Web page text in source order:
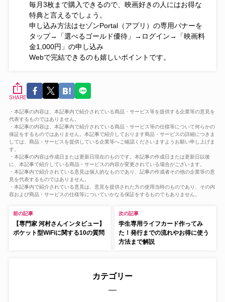
毎月3枚まで購入できるので、映画好きの人にはお得な
特典と言えるでしょう。
申し込み方法はセゾンPortal（アプリ）の専用バナーを
タップ→「選べるゴールド優待」→ログイン→「映画料
金1,000円」の申し込み
Webで完結できるのも嬉しいポイントです。
SHARE
・本記事の内容は、本記事内で紹介されている商品・サービス等を提供する企業等の意見を
代表するものではありません。
・本記事の内容は、本記事内で紹介されている商品・サービス等の仕様等について何らかの
保証をするものではありません。本記事で紹介しております商品・サービスの詳細につきま
しては、商品・サービスを提供している企業等へご確認くださいますようお願い申し上げま
す。
・本記事の内容は作成日または更新日現在のものです。本記事の作成日または更新日以後
に、本記事で紹介している商品・サービスの内容が変更されている場合がございます。
・本記事内で紹介されている意見は個人的なものであり、記事の作成者その他の企業等の意
見を代表するものではありません。
・本記事内で紹介されている意見は、意見を提供された方の使用当時のものであり、その内
容および商品・サービスの仕様等についていかなる保証をするものでもありません。
前の記事
【専門家 河村さんインタビュー】
ポケット型WiFiに関する10の質問
次の記事
学生専用ライフカード作ってみ
た！発行までの流れやお得に使う
方法まで解説
カテゴリー